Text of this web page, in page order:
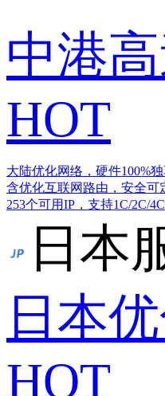
中港
HOT
大陆优化网络，硬件100%
含优化互联网路由，安全可
253个可用IP，支持1C/2C/4C
日本
日本
HOT